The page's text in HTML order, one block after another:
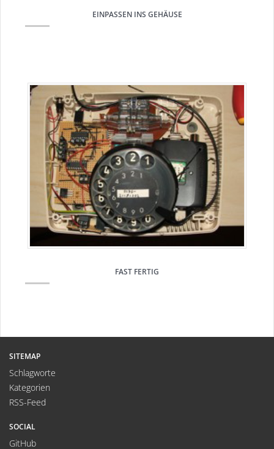
EINPASSEN INS GEHÄUSE
FAST FERTIG
SITEMAP
Schlagworte
Kategorien
RSS-Feed
SOCIAL
GitHub